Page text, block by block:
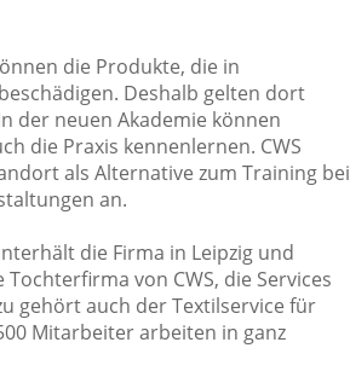
die Produkte, die in
Deshalb gelten dort
der neuen Akademie können
die Praxis kennenlernen. CWS
als Alternative zum Training bei
an.
die Firma in Leipzig und
von CWS, die Services
gehört auch der Textilservice für
Mitarbeiter arbeiten in ganz